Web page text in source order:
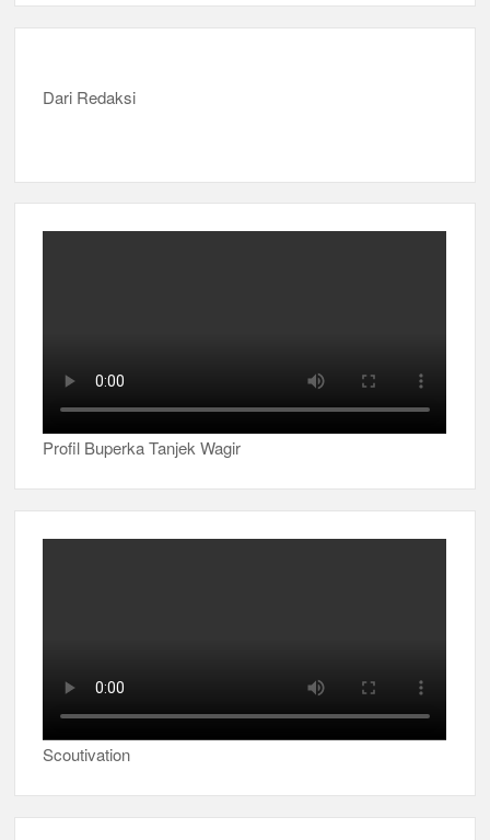
Dari Redaksi
Profil Buperka Tanjek Wagir
Scoutivation